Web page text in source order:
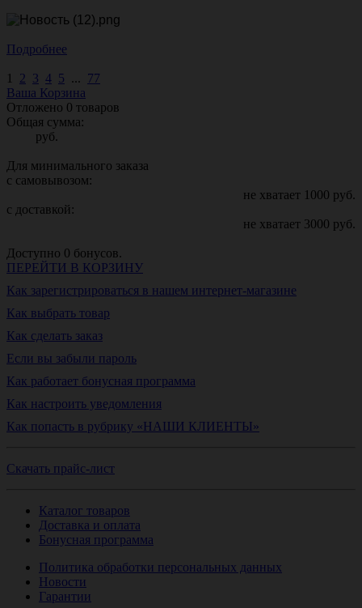
Подробнее
1 2 3 4 5 ... 77
Ваша Корзина
Отложено 0 товаров
Общая сумма:
руб.
Для минимального заказа
с самовывозом:
не хватает 1000 руб.
с доставкой:
не хватает 3000 руб.
Доступно 0 бонусов.
ПЕРЕЙТИ В КОРЗИНУ
Как зарегистрироваться в нашем интернет-магазине
Как выбрать товар
Как сделать заказ
Если вы забыли пароль
Как работает бонусная программа
Как настроить уведомления
Как попасть в рубрику «НАШИ КЛИЕНТЫ»
Скачать прайс-лист
Каталог товаров
Доставка и оплата
Бонусная программа
Политика обработки персональных данных
Новости
Гарантии